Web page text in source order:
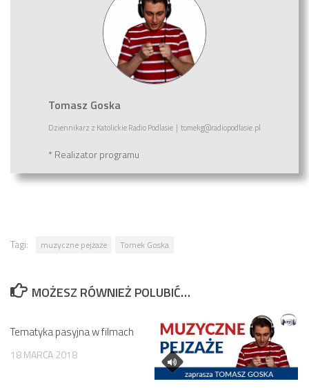
Tomasz Goska
Dziennikarz z Katolickie Radio Podlasie | tomekg@radiopodlasie.pl
* Realizator programu
Tagi: muzyczne pejżaże Tomek Goska
MOŻESZ RÓWNIEŻ POLUBIĆ…
Tematyka pasyjna w filmach
18 MARCA 2018